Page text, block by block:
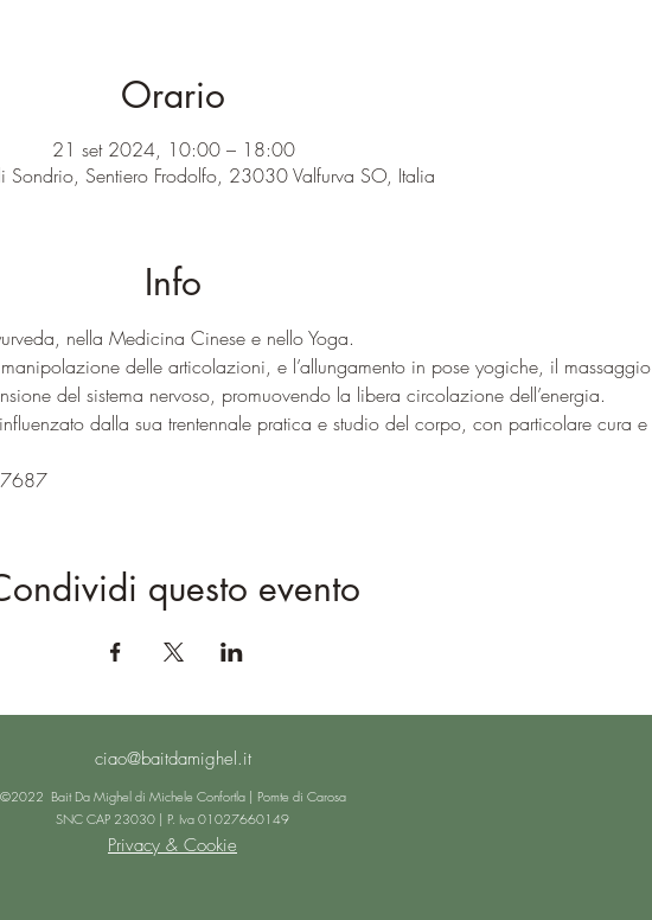
Orario
21 set 2024, 10:00 – 18:00
Sondrio, Sentiero Frodolfo, 23030 Valfurva SO, Italia
Info
nella Medicina Cinese e nello Yoga.
delle articolazioni, e l’allungamento in pose yogiche, il massaggio
del sistema nervoso, promuovendo la libera circolazione dell’energia.
dalla sua trentennale pratica e studio del corpo, con particolare cura e
questo evento
ciao@baitdamighel.it
©2022 Bait Da Mighel di Michele Confortla | Pomte di Carosa
SNC CAP 23030 | P. Iva 01027660149
Privacy & Cookie